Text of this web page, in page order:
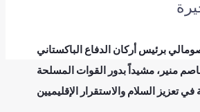
برئيس أركان الدفاع الباكستاني
منير، مشيداً بدور القوات المسلحة
في تعزيز السلام والاستقرار الإقليميين